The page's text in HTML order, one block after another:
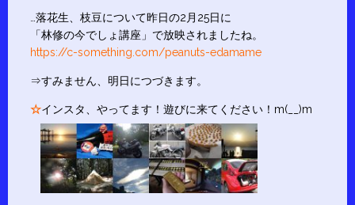
…落花生、枝豆について昨日の2月25日に
「林修の今でしょ講座」で放映されましたね。
https://c-something.com/peanuts-edamame
⇒すみません、明日につづきます。
☆インスタ、やってます！遊びに来てください！m(__)m